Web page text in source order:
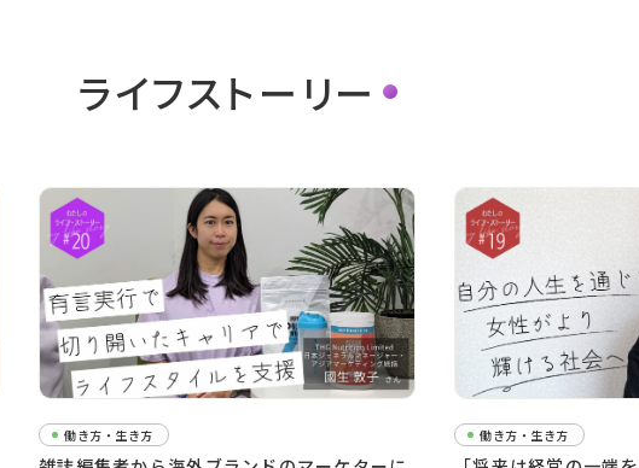
ライフストーリー
働き方・生き方 働き方・生き方